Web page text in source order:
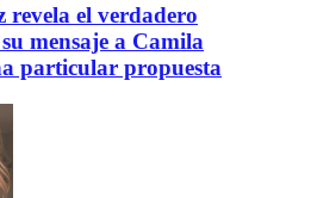
el verdadero
mensaje a Camila
particular propuesta